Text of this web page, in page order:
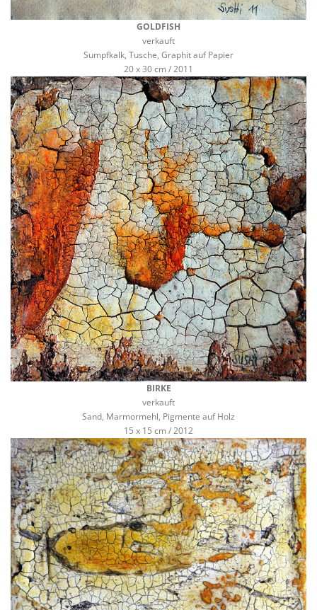
GOLDFISH
verkauft
Sumpfkalk, Tusche, Graphit auf Papier
20 x 30 cm / 2011
BIRKE
verkauft
Sand, Marmormehl, Pigmente auf Holz
15 x 15 cm / 2012